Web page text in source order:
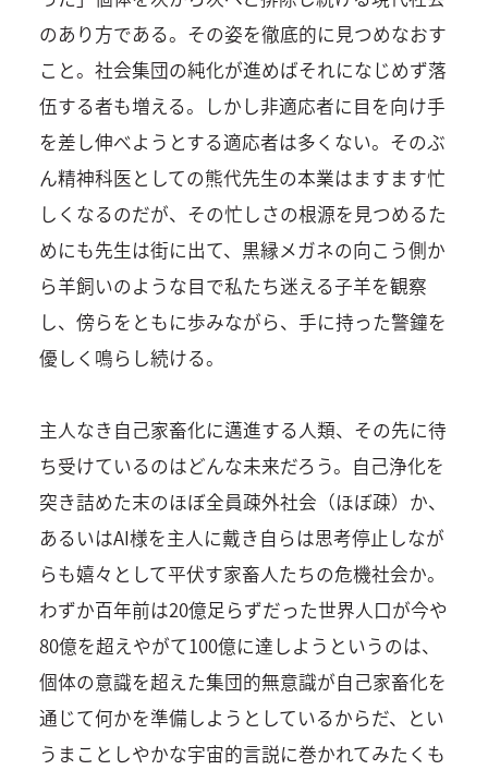
のあり方である。その姿を徹底的に見つめなおす
こと。社会集団の純化が進めばそれになじめず落
伍する者も増える。しかし非適応者に目を向け手
を差し伸べようとする適応者は多くない。そのぶ
ん精神科医としての熊代先生の本業はますます忙
しくなるのだが、その忙しさの根源を見つめるた
めにも先生は街に出て、黒縁メガネの向こう側か
ら羊飼いのような目で私たち迷える子羊を観察
し、傍らをともに歩みながら、手に持った警鐘を
優しく鳴らし続ける。
主人なき自己家畜化に邁進する人類、その先に待
ち受けているのはどんな未来だろう。自己浄化を
突き詰めた末のほぼ全員疎外社会（ほぼ疎）か、
あるいはAI様を主人に戴き自らは思考停止しなが
らも嬉々として平伏す家畜人たちの危機社会か。
わずか百年前は20億足らずだった世界人口が今や
80億を超えやがて100億に達しようというのは、
個体の意識を超えた集団的無意識が自己家畜化を
通じて何かを準備しようとしているからだ、とい
うまことしやかな宇宙的言説に巻かれてみたくも